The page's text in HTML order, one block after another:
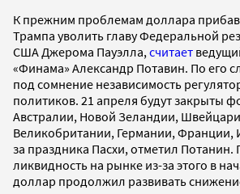
К прежним проблемам доллара
Трампа уволить главу Федеральной
США Джерома Пауэлла, считает
«Финама» Александр Потавин. По его
под сомнение независимость
политиков. 21 апреля будут закрыты
Австралии, Новой Зеландии,
Великобритании, Германии, Франции,
за праздника Пасхи, отметил Потанин.
ликвидность на рынке из-за этого в
доллар продолжил развивать